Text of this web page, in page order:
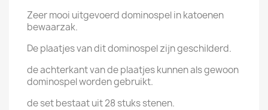
Zeer mooi uitgevoerd dominospel in katoenen
bewaarzak.
De plaatjes van dit dominospel zijn geschilderd.
de achterkant van de plaatjes kunnen als gewoon
dominospel worden gebruikt.
de set bestaat uit 28 stuks stenen.